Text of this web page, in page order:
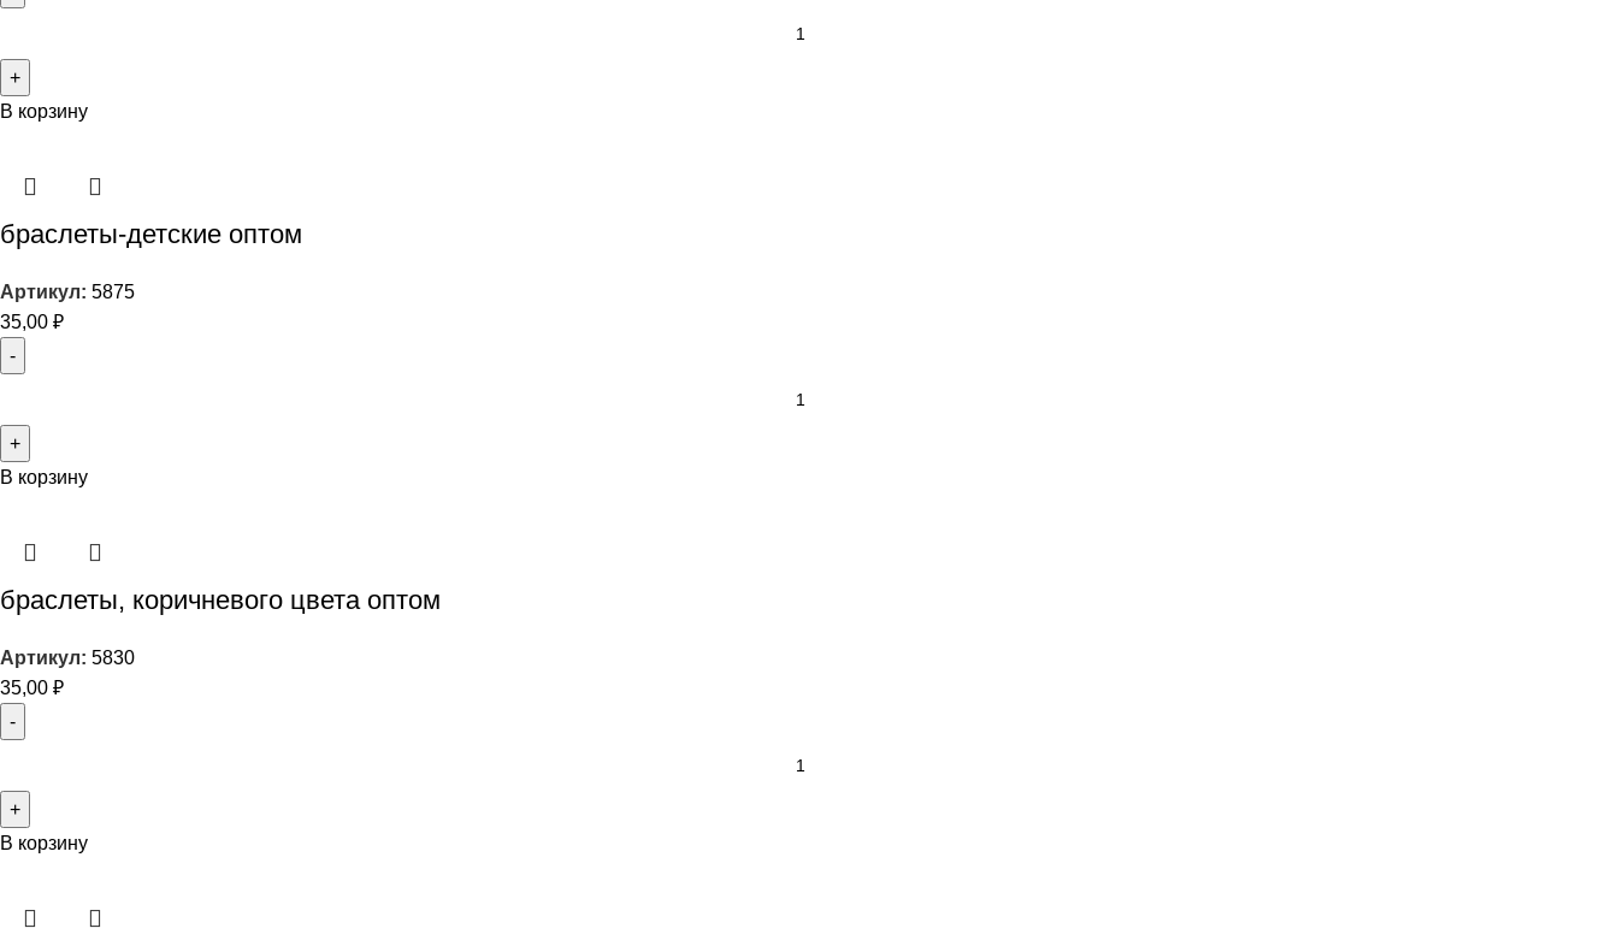
В корзину
браслеты-детские оптом
Артикул: 5875
35,00 ₽
В корзину
браслеты, коричневого цвета оптом
Артикул: 5830
35,00 ₽
В корзину